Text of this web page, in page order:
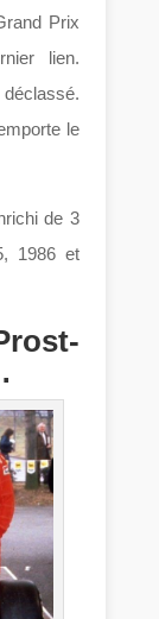
Prix
lien.
le
de 3
1986 et